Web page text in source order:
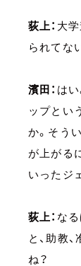
荻上： 大
られてな
濱田： は
ップとい
か。そう
が上がる
いったジ
荻上： な
と、助教
ね？